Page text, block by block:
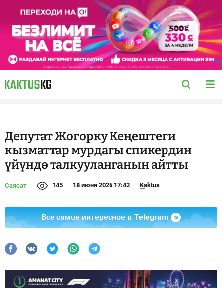
Депутат Жогорку Кеңештеги
кызматтар мурдагы спикердин
үйүндө талкууланганын айтты
Саясат 145 18 июня 2026 17:42 Kaktus
Все самое интересное в Telegram